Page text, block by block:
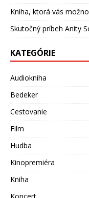
Kniha, ktorá vás
Skutočný príbeh Anity
KATEGÓRIE
Audiokniha
Bedeker
Cestovanie
Film
Hudba
Kinopremiéra
Kniha
Koncert